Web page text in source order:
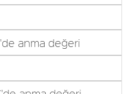
anma değeri